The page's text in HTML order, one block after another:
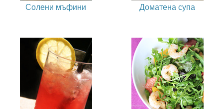
Солени мъфини Доматена супа